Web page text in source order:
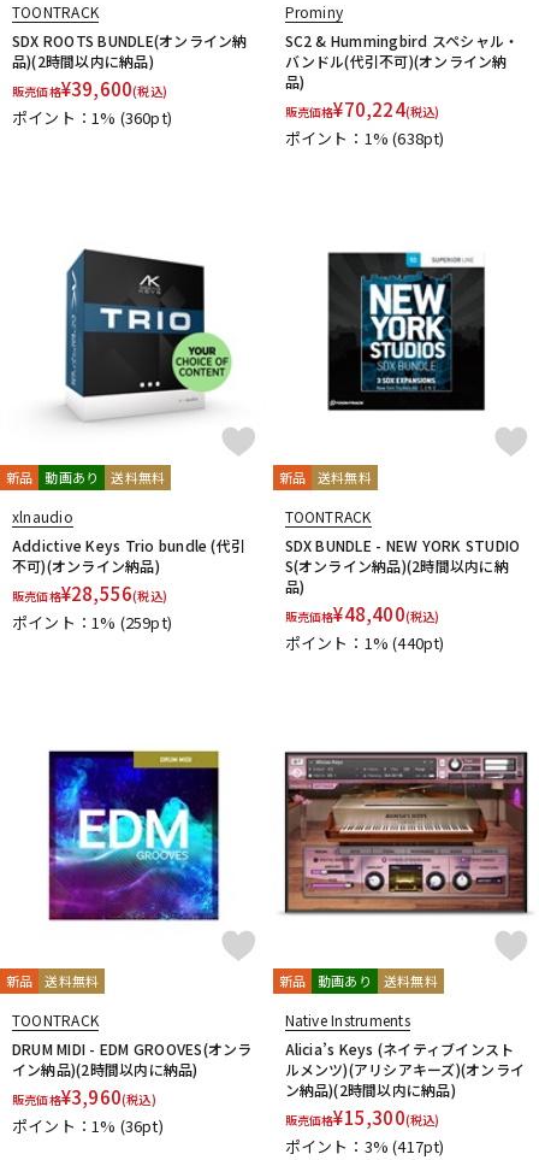
TOONTRACK
SDX ROOTS BUNDLE(オンライン納
品)(2時間以内に納品)
販売価格¥39,600(税込)
ポイント：1% (360pt)
Prominy
SC2 & Hummingbird スペシャル・
バンドル(代引不可)(オンライン納
品)
販売価格¥70,224(税込)
ポイント：1%(638pt)
新品 動画あり 送料無料
xlnaudio
Addictive Keys Trio bundle (代引
不可)(オンライン納品)
販売価格¥28,556(税込)
ポイント：1% (259pt)
新品 送料無料
TOONTRACK
SDX BUNDLE - NEW YORK STUDIO
S(オンライン納品)(2時間以内に納
品)
販売価格¥48,400(税込)
ポイント：1%(440pt)
新品 送料無料
TOONTRACK
DRUM MIDI - EDM GROOVES(オンラ
イン納品)(2時間以内に納品)
販売価格¥3,960(税込)
ポイント：1% (36pt)
新品 動画あり 送料無料
Native Instruments
Alicia’s Keys (ネイティブインスト
ルメンツ)(アリシアキーズ)(オンライ
ン納品)(2時間以内に納品)
販売価格¥15,300(税込)
ポイント：3%(417pt)